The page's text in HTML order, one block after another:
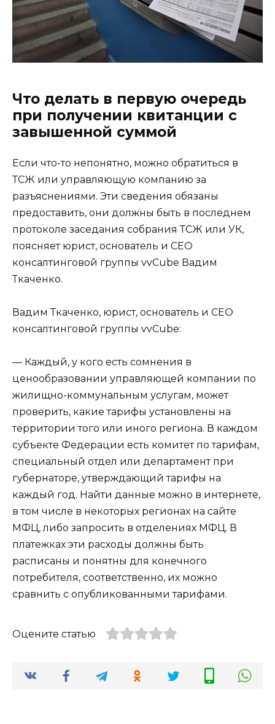
Что делать в первую очередь
при получении квитанции с
завышенной суммой
Если что-то непонятно, можно обратиться в
ТСЖ или управляющую компанию за
разъяснениями. Эти сведения обязаны
предоставить, они должны быть в последнем
протоколе заседания собрания ТСЖ или УК,
поясняет юрист, основатель и СЕО
консалтинговой группы vvCube Вадим
Ткаченко.
Вадим Ткаченко, юрист, основатель и СЕО
консалтинговой группы vvCube:
— Каждый, у кого есть сомнения в
ценообразовании управляющей компании по
жилищно-коммунальным услугам, может
проверить, какие тарифы установлены на
территории того или иного региона. В каждом
субъекте Федерации есть комитет по тарифам,
специальный отдел или департамент при
губернаторе, утверждающий тарифы на
каждый год. Найти данные можно в интернете,
в том числе в некоторых регионах на сайте
МФЦ, либо запросить в отделениях МФЦ. В
платежках эти расходы должны быть
расписаны и понятны для конечного
потребителя, соответственно, их можно
сравнить с опубликованными тарифами.
Оцените статью